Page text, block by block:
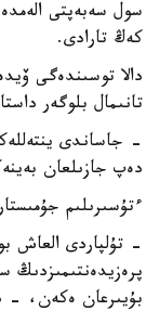
سول سەبەپتى
كەڭ تارادى.
تانىمال بلوگەر
- جاساندى
دەپ جازىلعان
ءتۇسىرىلىم
- تۇلپاردى العاش
پرەزيدەنتىمىزدىڭ
بۇيىرعان ەكەن، -